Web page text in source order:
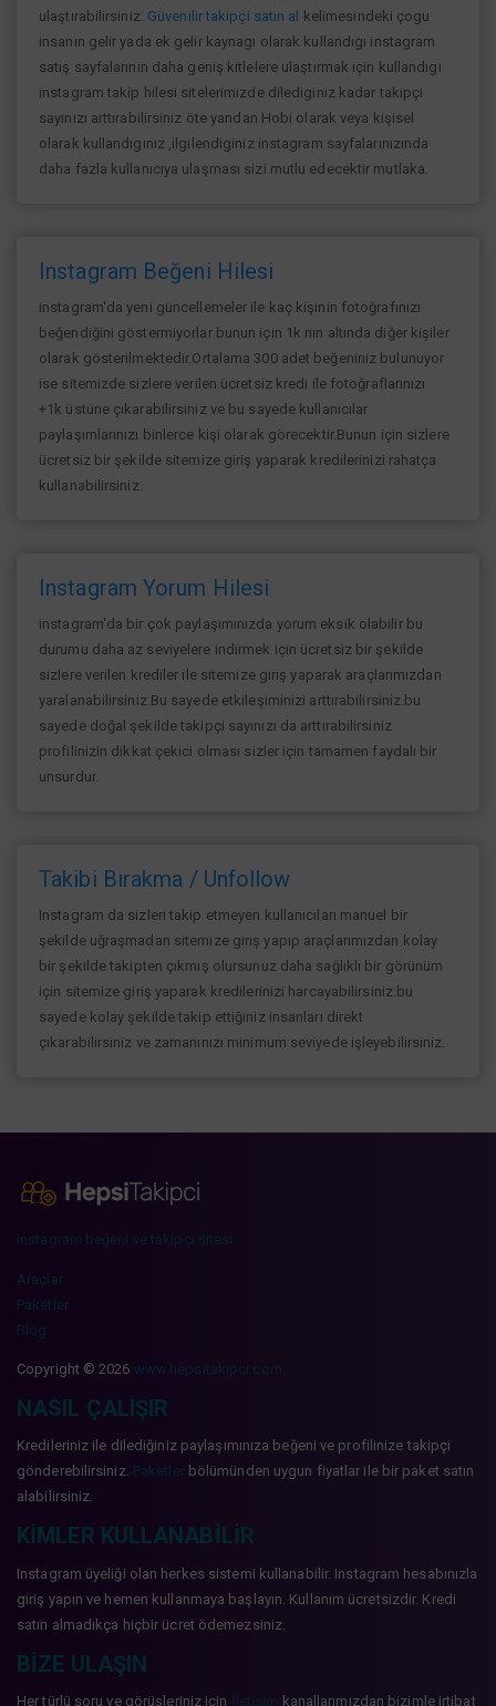
ulaştırabilirsiniz. Güvenilir takipçi satın al
kelimesindeki çogu
insanın gelir yada ek gelir kaynagı olarak kullandıgı instagram
satış sayfalarının daha geniş kitlelere ulaştırmak için kullandıgı
instagram takip hilesi sitelerimizde dilediginiz kadar takipçi
sayınızı arttırabilirsiniz öte yandan Hobi olarak veya kişisel
olarak kullandıgınız ,ilgilendiginiz instagram sayfalarınızında
daha fazla kullanıcıya ulaşması sizi mutlu edecektir mutlaka.
Instagram Beğeni Hilesi
instagram'da yeni güncellemeler ile kaç kişinin fotoğrafınızı
beğendiğini göstermiyorlar bunun için 1k nın altında diğer kişiler
olarak gösterilmektedir.Ortalama 300 adet beğeniniz bulunuyor
ise sitemizde sizlere verilen ücretsiz kredi ile fotoğraflarınızı
+1k üstüne çıkarabilirsiniz ve bu sayede kullanıcılar
paylaşımlarınızı binlerce kişi olarak görecektir.Bunun için sizlere
ücretsiz bir şekilde sitemize giriş yaparak kredilerinizi rahatça
kullanabilirsiniz.
Instagram Yorum Hilesi
instagram'da bir çok paylaşımınızda yorum eksik olabilir bu
durumu daha az seviyelere indirmek için ücretsiz bir şekilde
sizlere verilen krediler ile sitemize giriş yaparak araçlarımızdan
yaralanabilirsiniz.Bu sayede etkileşiminizi arttırabilirsiniz.bu
sayede doğal şekilde takipçi sayınızı da arttırabilirsiniz
profilinizin dikkat çekici olması sizler için tamamen faydalı bir
unsurdur.
Takibi Bırakma / Unfollow
Instagram da sizleri takip etmeyen kullanıcıları manuel bir
şekilde uğraşmadan sitemize giriş yapıp araçlarımızdan kolay
bir şekilde takipten çıkmış olursunuz daha sağlıklı bir görünüm
için sitemize giriş yaparak kredilerinizi harcayabilirsiniz.bu
sayede kolay şekilde takip ettiğiniz insanları direkt
çıkarabilirsiniz ve zamanınızı minimum seviyede işleyebilirsiniz.
instagram beğeni ve takipçi sitesi
Araçlar
Paketler
Blog
Copyright © 2026 www.hepsitakipci.com
NASIL ÇALIŞIR
Kredileriniz ile dilediğiniz paylaşımınıza beğeni ve profilinize takipçi
gönderebilirsiniz. Paketler bölümünden uygun fiyatlar ile bir paket satın
alabilirsiniz.
KIMLER KULLANABILIR
Instagram üyeliği olan herkes sistemi kullanabilir. Instagram hesabınızla
giriş yapın ve hemen kullanmaya başlayın. Kullanım ücretsizdir. Kredi
satın almadıkça hiçbir ücret ödemezsiniz.
BIZE ULAŞIN
Her türlü soru ve görüşleriniz için kanallarımızdan bizimle irtibat